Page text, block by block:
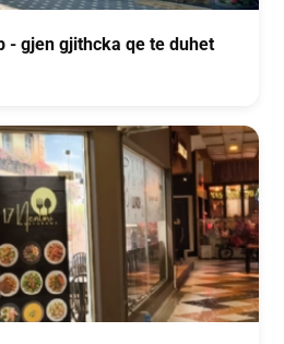
- gjen gjithcka qe te duhet